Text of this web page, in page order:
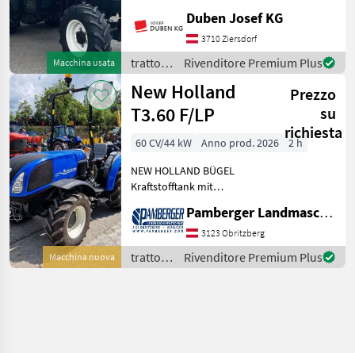
Macchina usata
SuperSteer-Vorderachse
(neu gelagert), 3 dw
Steuergeräte (mit seitlichen
Anschlüssen) und 1
elektrische
Duben Josef KG
3710 Ziersdorf
trattori
/ New
Holland
Rivenditore Premium Plus
Macchina nuova
New Holland
T3.60 F/LP
Prezzo
su
richiesta
60 CV/44 kW Anno prod. 2026
2 h
NEW HOLLAND BÜGEL
Kraftstofftank mit
S8000 Motor mit Stufe V
und Drehzahlmanagement
(RPM) Viscolüfter Auspuff
nach unten mit Schutza
Pamberger Landmaschinentechnik GmbH
3123 Obritzberg
trattori
/ New
Rivenditore Premium Plus